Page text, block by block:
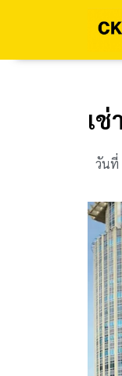
เ
วันที่